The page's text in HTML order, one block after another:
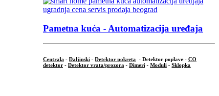
Pametna kuća - Automatizacija uređaja
Centrala - Daljinski - Detektor pokreta - Detektor poplave - CO
detektor - Detektor vrata/prozora - Dimeri - Moduli - Sklopka